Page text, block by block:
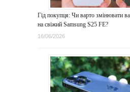
Гід покупця: Чи варто змінювати
на свіжий Samsung S25 FE?
16/06/2026